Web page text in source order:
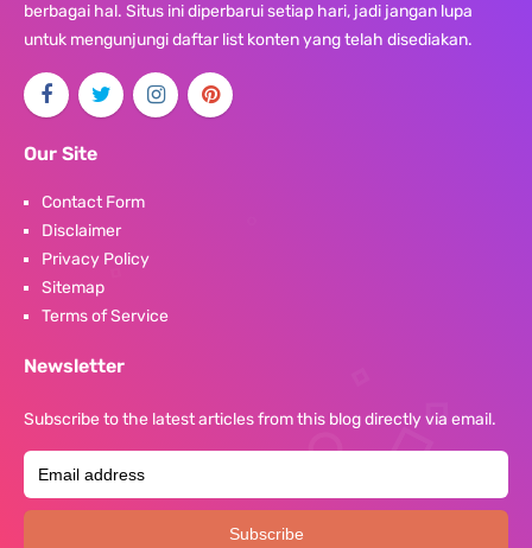
berbagai hal. Situs ini diperbarui setiap hari, jadi jangan lupa
untuk mengunjungi daftar list konten yang telah disediakan.
Our Site
Contact Form
Disclaimer
Privacy Policy
Sitemap
Terms of Service
Newsletter
Subscribe to the latest articles from this blog directly via email.